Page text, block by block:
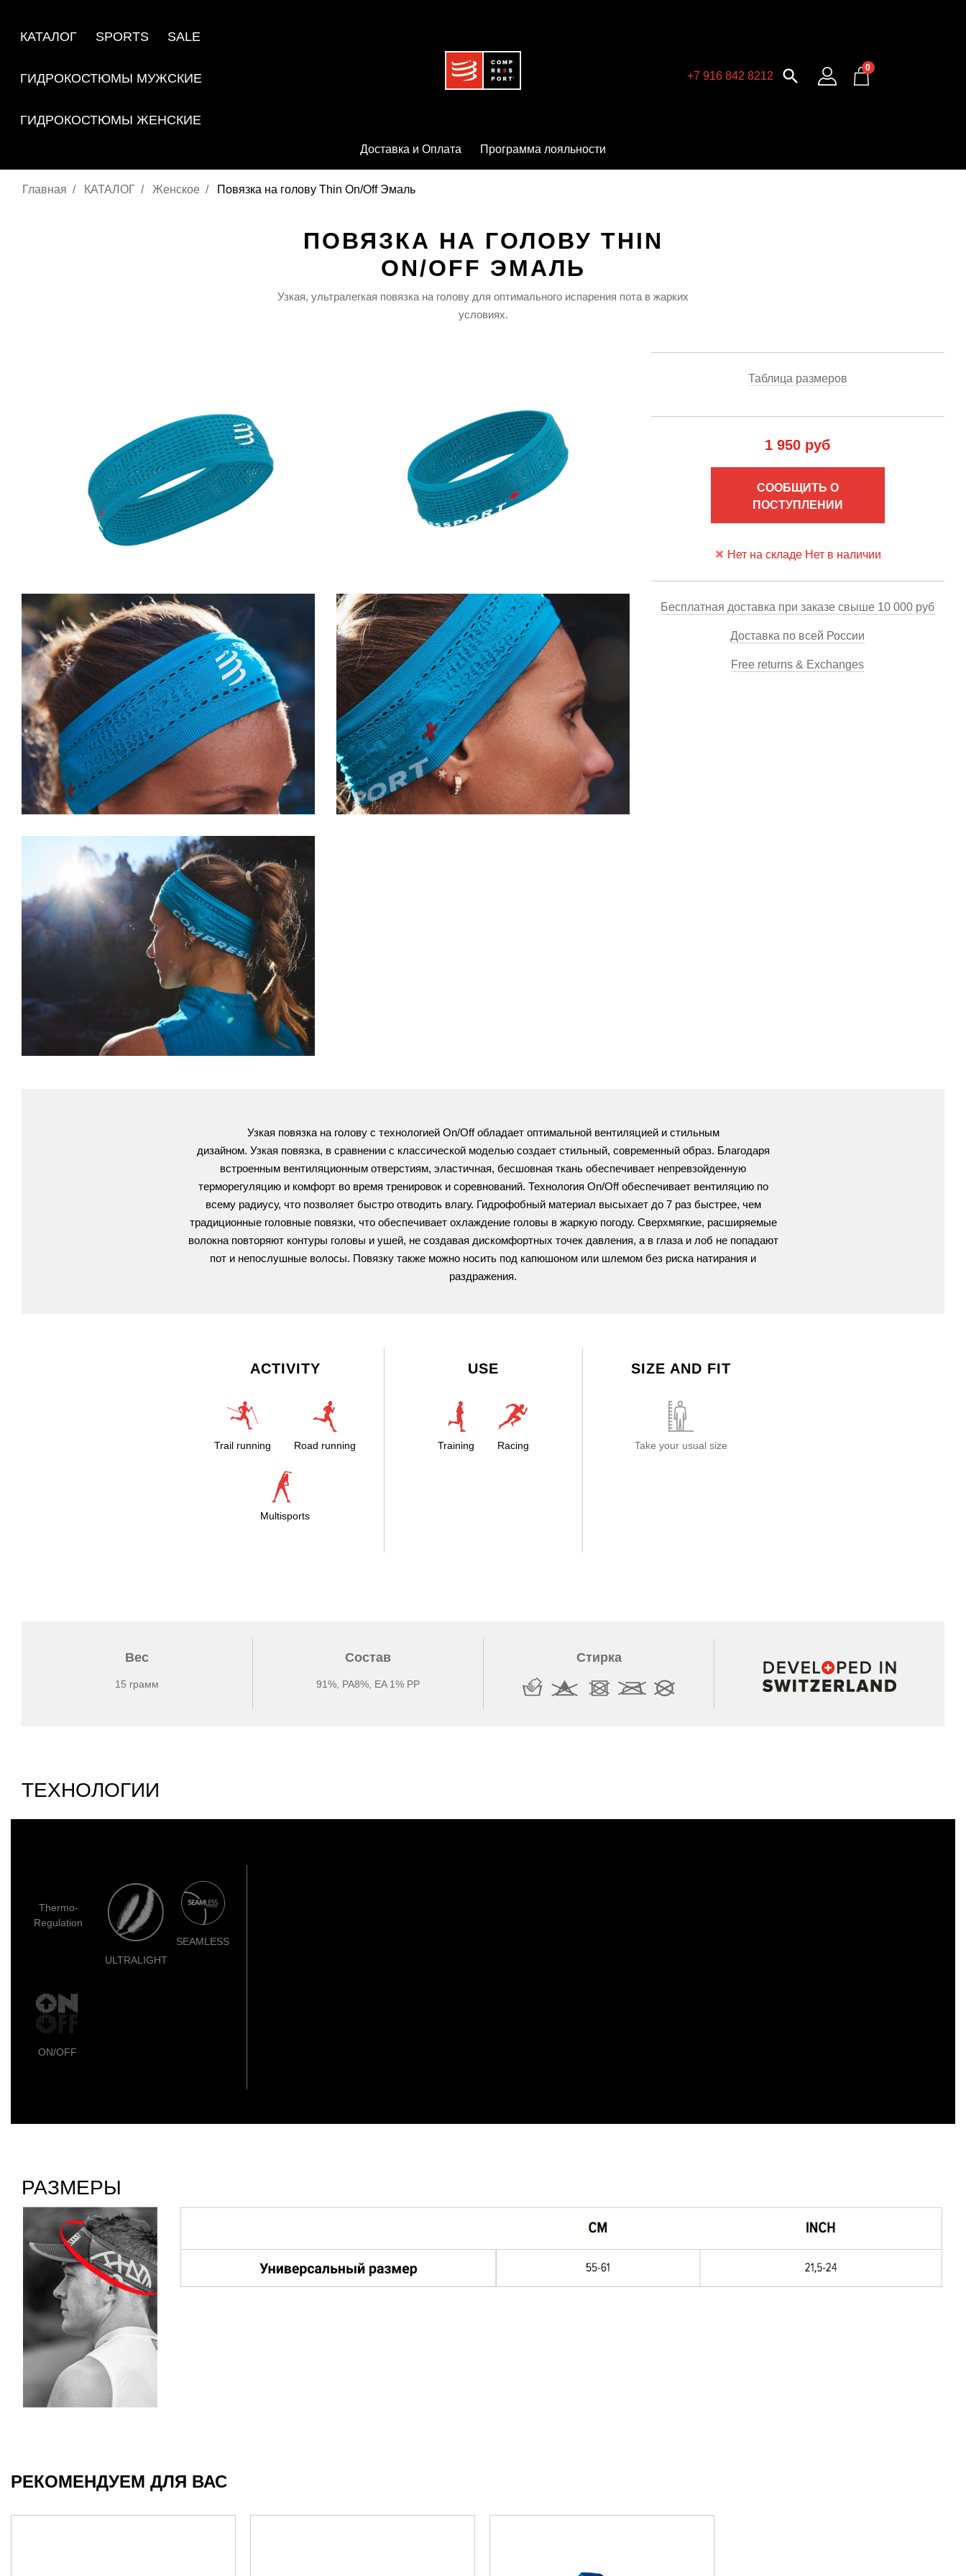
КАТАЛОГ SPORTS SALE
ГИДРОКОСТЮМЫ МУЖСКИЕ
ГИДРОКОСТЮМЫ ЖЕНСКИЕ
+7 916 842 8212  0
Доставка и Оплата Программа лояльности
Главная КАТАЛОГ Женское Повязка на голову Thin On/Off Эмаль
ПОВЯЗКА НА ГОЛОВУ THIN
ON/OFF ЭМАЛЬ
Узкая, ультралегкая повязка на голову для оптимального испарения пота в жарких
условиях.
Таблица размеров
1 950 руб
СООБЩИТЬ О
ПОСТУПЛЕНИИ
Нет на складе Нет в наличии
Бесплатная доставка при заказе свыше 10 000 руб
Доставка по всей России
Free returns & Exchanges
Узкая повязка на голову с технологией On/Off обладает оптимальной вентиляцией и стильным
дизайном. Узкая повязка, в сравнении с классической моделью создает стильный, современный образ. Благодаря
встроенным вентиляционным отверстиям, эластичная, бесшовная ткань обеспечивает непревзойденную
терморегуляцию и комфорт во время тренировок и соревнований. Технология On/Off обеспечивает вентиляцию по
всему радиусу, что позволяет быстро отводить влагу. Гидрофобный материал высыхает до 7 раз быстрее, чем
традиционные головные повязки, что обеспечивает охлаждение головы в жаркую погоду. Сверхмягкие, расширяемые
волокна повторяют контуры головы и ушей, не создавая дискомфортных точек давления, а в глаза и лоб не попадают
пот и непослушные волосы. Повязку также можно носить под капюшоном или шлемом без риска натирания и
раздражения.
ACTIVITY
Trail running Road running
Multisports
USE
Training Racing
SIZE AND FIT
Take your usual size
Вес
15 грамм
Состав
91%, PA8%, EA 1% PP
Стирка
ТЕХНОЛОГИИ
Thermo-
Regulation
ULTRALIGHT
SEAMLESS
ON/OFF
РАЗМЕРЫ
РЕКОМЕНДУЕМ ДЛЯ ВАС